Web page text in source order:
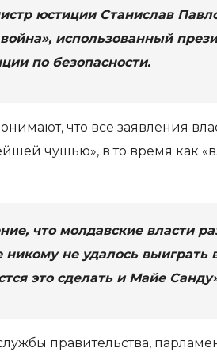
юстиции Станислав
использованный
по безопасности.
что все заявления
чушью», в то время как
что молдавские власти
не удалось выиграть
это сделать и Майе
правительства,